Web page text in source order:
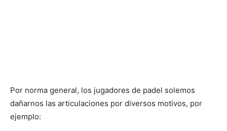
Por norma general, los jugadores de padel solemos
dañarnos las articulaciones por diversos motivos, por
ejemplo: